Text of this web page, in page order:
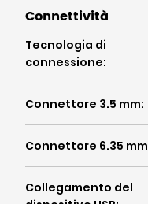
Connettività
Tecnologia di
connessione:
Connettore 3.5 mm:
Connettore 6.35 mm
Collegamento del